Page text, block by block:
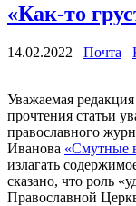
«Как-то
14.02.2022 Почта
Уважаемая
прочтения статьи
православного
Иванова «Смутные
излагать
сказано, что роль
Православной